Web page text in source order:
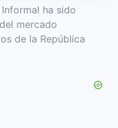
ha sido
mercado
de la República